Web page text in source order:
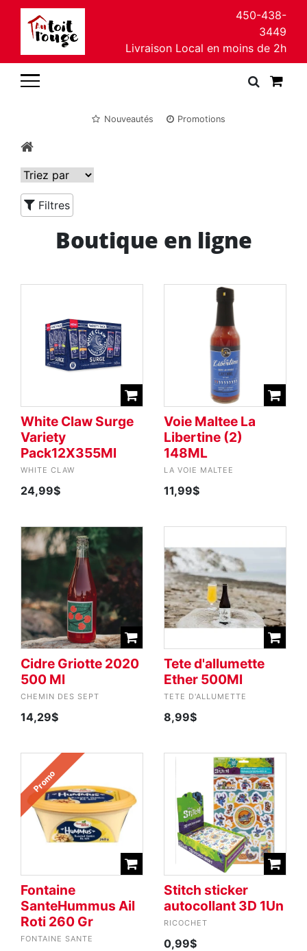
450-438-
3449
Livraison Local en moins de 2h
Nouveautés Promotions
Filtres
Boutique en ligne
White Claw Surge
Variety
Pack12X355Ml
WHITE CLAW
24,99$
Voie Maltee La
Libertine (2)
148ML
LA VOIE MALTEE
11,99$
Cidre Griotte 2020
500 Ml
CHEMIN DES SEPT
14,29$
Tete d'allumette
Ether 500Ml
TETE D'ALLUMETTE
8,99$
Promo
Fontaine
SanteHummus Ail
Roti 260 Gr
FONTAINE SANTE
Stitch sticker
autocollant 3D 1Un
RICOCHET
0,99$